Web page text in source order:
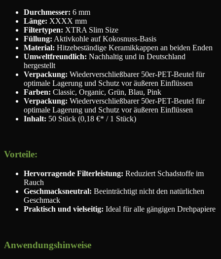
Durchmesser: 6 mm
Länge: XXXX mm
Filtertypen: XTRA Slim Size
Füllung: Aktivkohle auf Kokosnuss-Basis
Material: Hitzebeständige Keramikkappen an beiden Enden
Umweltfreundlich: Nachhaltig und in Deutschland
hergestellt
Verpackung: Wiederverschließbarer 50er-PET-Beutel für
optimale Lagerung und Schutz vor äußeren Einflüssen
Farben: Classic, Organic, Grün, Blau, Pink
Verpackung: Wiederverschließbarer 50er-PET-Beutel für
optimale Lagerung und Schutz vor äußeren Einflüssen
Inhalt: 50 Stück (0,18 €* / 1 Stück)
Vorteile:
Hervorragende Filterleistung: Reduziert Schadstoffe im
Rauch
Geschmacksneutral: Beeinträchtigt nicht den natürlichen
Geschmack
Praktisch und vielseitig: Ideal für alle gängigen Drehpapiere
Anwendungshinweise